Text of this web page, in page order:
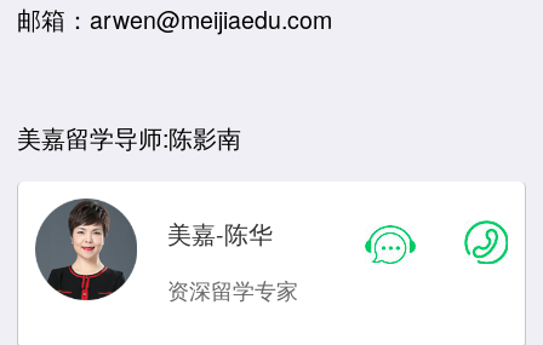
邮箱：arwen@meijiaedu.com
美嘉留学导师:陈影南
美嘉-陈华
资深留学专家